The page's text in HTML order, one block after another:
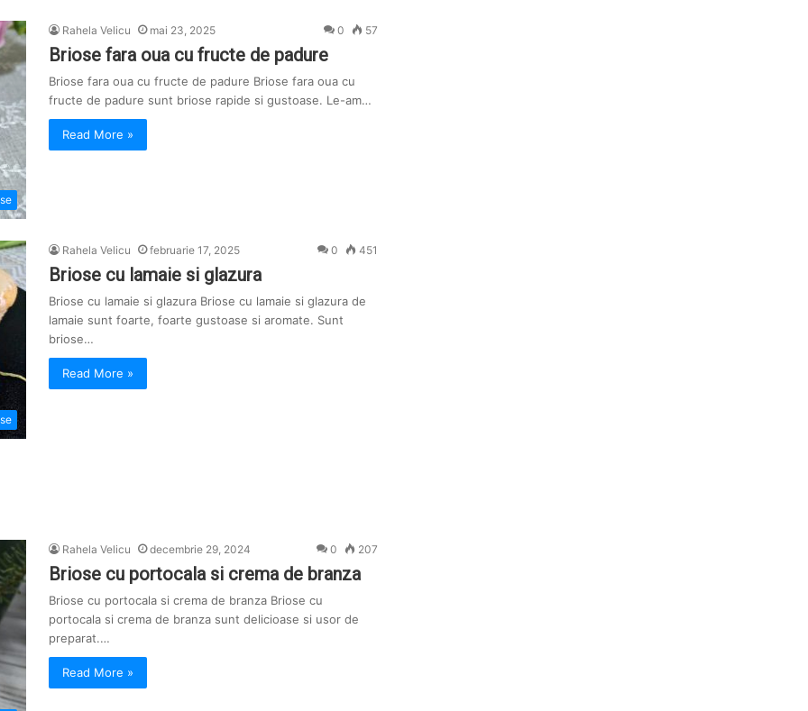
Rahela Velicu mai 23, 2025 0 57
Briose fara oua cu fructe de padure
Briose fara oua cu fructe de padure Briose fara oua cu
fructe de padure sunt briose rapide si gustoase. Le-am…
Read More »
Rahela Velicu februarie 17, 2025 0 451
Briose cu lamaie si glazura
Briose cu lamaie si glazura Briose cu lamaie si glazura de
lamaie sunt foarte, foarte gustoase si aromate. Sunt
briose…
Read More »
Rahela Velicu decembrie 29, 2024 0 207
Briose cu portocala si crema de branza
Briose cu portocala si crema de branza Briose cu
portocala si crema de branza sunt delicioase si usor de
preparat.…
Read More »